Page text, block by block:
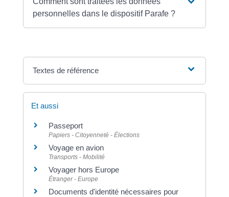
personnelles dans le dispositif Parafe ?
Textes de référence
Et aussi
Passeport
Papiers - Citoyenneté - Élections
Voyage en avion
Transports - Mobilité
Voyager hors Europe
Étranger - Europe
Documents d'identité nécessaires pour